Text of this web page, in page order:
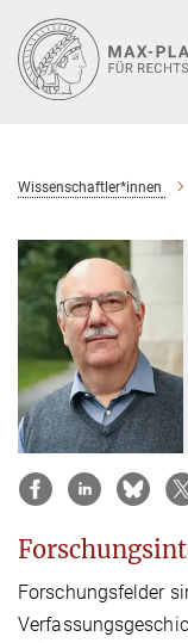
Hauptinhalt
Wissenschaftler*innen
Forschungsfelder